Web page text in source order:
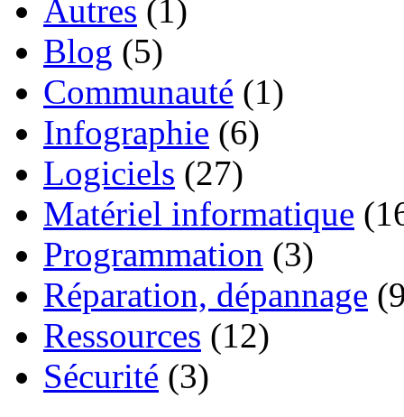
Autres (1)
Blog (5)
Communauté (1)
Infographie (6)
Logiciels (27)
Matériel informatique
Programmation (3)
Réparation, dépannage
Ressources (12)
Sécurité (3)